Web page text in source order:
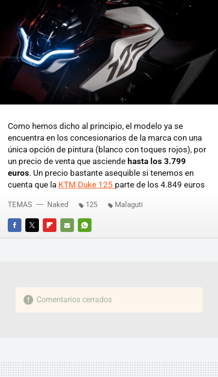
Como hemos dicho al principio, el modelo ya se
encuentra en los concesionarios de la marca con una
única opción de pintura (blanco con toques rojos), por
un precio de venta que asciende hasta los 3.799
euros. Un precio bastante asequible si tenemos en
cuenta que la KTM Duke 125 parte de los 4.849 euros
FACEBOOKTWITTERFLIPBOARD
E-
WHATSAPP
TEMAS Naked 125 Malaguti
Comentarios cerrados